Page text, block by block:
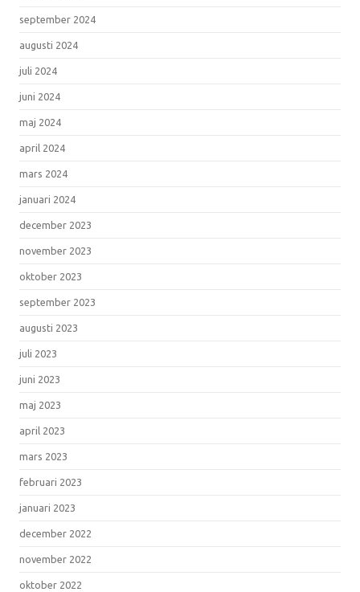
september 2024
augusti 2024
juli 2024
juni 2024
maj 2024
april 2024
mars 2024
januari 2024
december 2023
november 2023
oktober 2023
september 2023
augusti 2023
juli 2023
juni 2023
maj 2023
april 2023
mars 2023
februari 2023
januari 2023
december 2022
november 2022
oktober 2022